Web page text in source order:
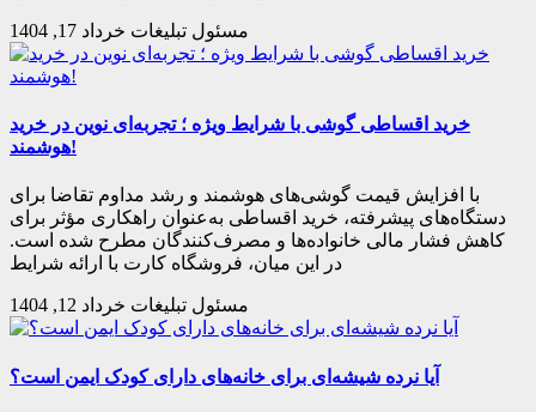
مسئول تبلیغات خرداد 17, 1404
خرید اقساطی گوشی با شرایط ویژه ؛ تجربه‌ای نوین در خرید
هوشمند!
با افزایش قیمت گوشی‌های هوشمند و رشد مداوم تقاضا برای
دستگاه‌های پیشرفته، خرید اقساطی به‌عنوان راهکاری مؤثر برای
کاهش فشار مالی خانواده‌ها و مصرف‌کنندگان مطرح شده است.
در این میان، فروشگاه کارت با ارائه شرایط
مسئول تبلیغات خرداد 12, 1404
آیا نرده شیشه‌ای برای خانه‌های دارای کودک ایمن است؟